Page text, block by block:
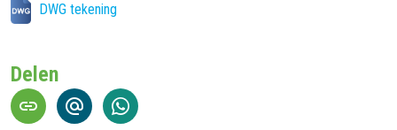
DWG tekening
Delen